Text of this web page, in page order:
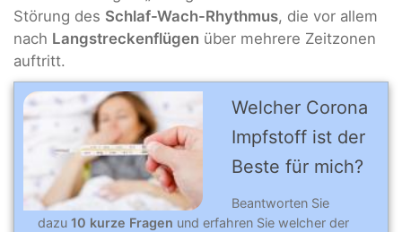
Störung des Schlaf-Wach-Rhythmus, die vor allem
nach Langstreckenflügen über mehrere Zeitzonen
auftritt.
Welcher Corona
Impfstoff ist der
Beste für mich?
Beantworten Sie
dazu 10 kurze Fragen und erfahren Sie welcher der